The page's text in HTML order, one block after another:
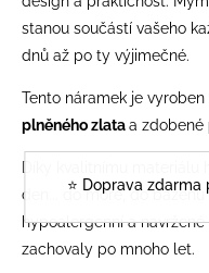
⭐️ Doprava
stanou součástí vašeho
dnů až po ty výjimečné.
Tento náramek je vyroben
plněného zlataa zdobené
Díky kvalitnímu materiálu
den... do moře, do
hypoalergenní a
zachovaly po mnoho let.